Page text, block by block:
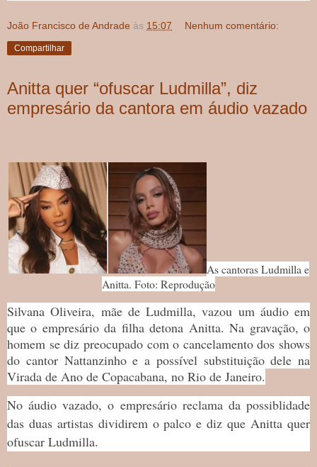
João Francisco de Andrade às 15:07 Nenhum comentário:
Compartilhar
Anitta quer “ofuscar Ludmilla”, diz
empresário da cantora em áudio vazado
As cantoras Ludmilla e
Anitta. Foto: Reprodução
Silvana Oliveira, mãe de Ludmilla, vazou um áudio em
que o empresário da filha detona Anitta. Na gravação, o
homem se diz preocupado com o cancelamento dos shows
do cantor Nattanzinho e a possível substituição dele na
Virada de Ano de Copacabana, no Rio de Janeiro.
No áudio vazado, o empresário reclama da possiblidade
das duas artistas dividirem o palco e diz que Anitta quer
ofuscar Ludmilla.